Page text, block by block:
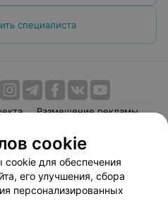
специалиста
Размещение рекламы
Способы оплаты
Партнеры
103.by
cookie
для обеспечения
его улучшения, сбора
персонализированных